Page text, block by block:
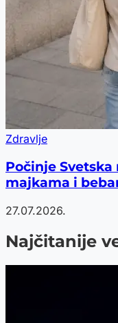
Zdravlje
Počinje
majkama i
27.07.2026.
Najčitanije